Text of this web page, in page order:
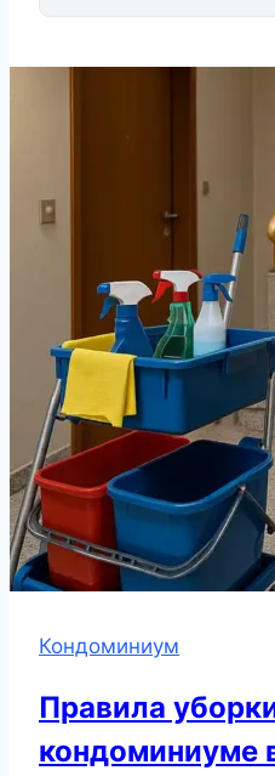
Кондоминиум
Правила
кондоминиуме